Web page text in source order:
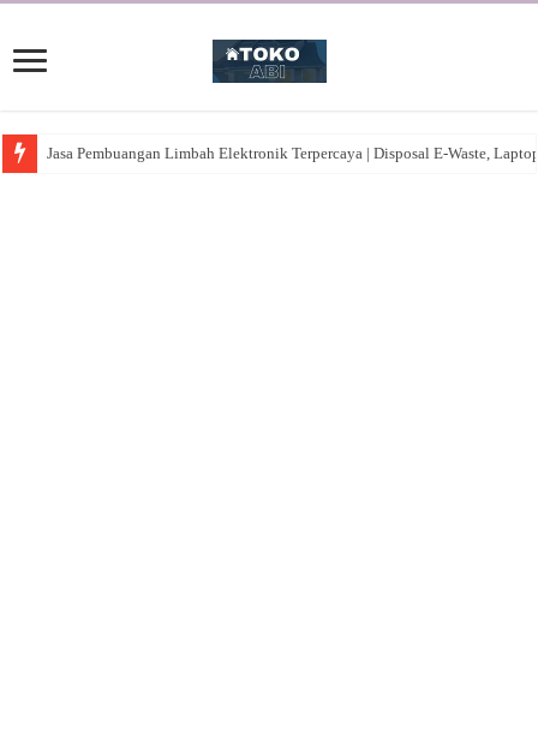
Jasa Pembuangan Limbah Elektronik Terpercaya | Disposal E-Waste,